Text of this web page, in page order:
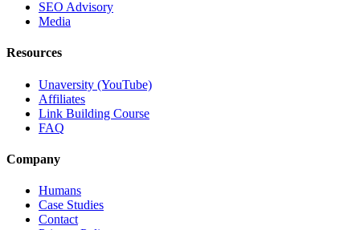
SEO Advisory
Media
Resources
Unaversity (YouTube)
Affiliates
Link Building Course
FAQ
Company
Humans
Case Studies
Contact